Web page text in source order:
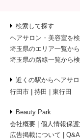
検索して探す
ヘアサロン・美容室を
埼玉県のエリア一覧か
埼玉県の路線一覧から
近くの駅からヘアサ
行田市
持田 東行田
Beauty Park
会社概要
個人情報保
広告掲載について